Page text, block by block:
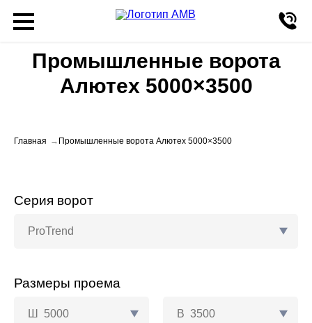
Промышленные ворота
Алютех 5000×3500
Главная Промышленные ворота Алютех 5000×3500
Серия ворот
ProTrend
Размеры проема
Ш 5000 В 3500